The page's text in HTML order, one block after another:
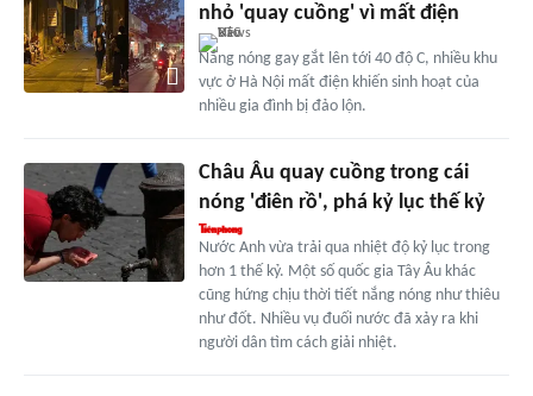
nhỏ 'quay cuồng' vì mất điện
Nắng nóng gay gắt lên tới 40 độ C, nhiều khu
vực ở Hà Nội mất điện khiến sinh hoạt của
nhiều gia đình bị đảo lộn.
Châu Âu quay cuồng trong cái
nóng 'điên rồ', phá kỷ lục thế kỷ
Nước Anh vừa trải qua nhiệt độ kỷ lục trong
hơn 1 thế kỷ. Một số quốc gia Tây Âu khác
cũng hứng chịu thời tiết nắng nóng như thiêu
như đốt. Nhiều vụ đuối nước đã xảy ra khi
người dân tìm cách giải nhiệt.